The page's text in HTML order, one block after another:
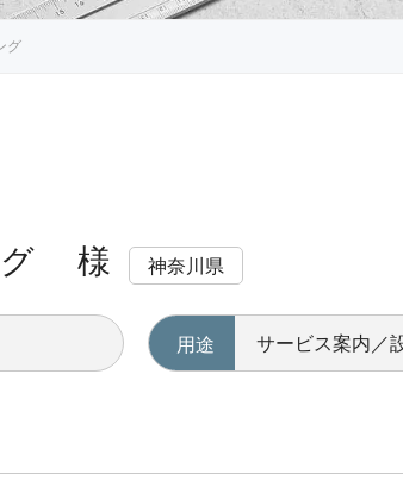
グ
グ 様 神奈川県
用途 サービス案内／